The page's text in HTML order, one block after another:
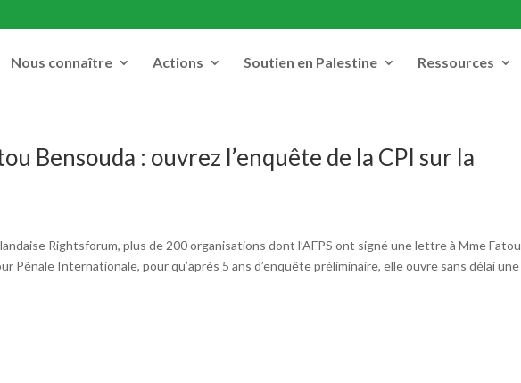
Nous connaître Actions Soutien en Palestine Ressources
Bensouda : ouvrez l’enquête de la CPI sur la
Rightsforum, plus de 200 organisations dont l’AFPS ont signé une lettre à Mme Fatou
Pénale Internationale, pour qu’après 5 ans d’enquête préliminaire, elle ouvre sans délai une